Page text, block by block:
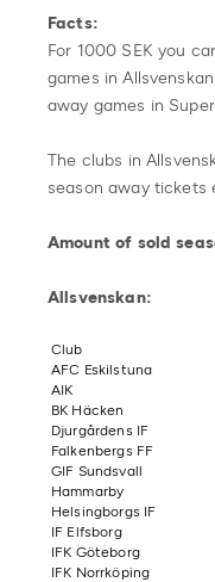
Facts:
For 1000 SEK you
games in
away games in
The clubs in
season away tickets
Amount of sold
Allsvenskan:
Club
AFC Eskilstuna
AIK
BK Häcken
Djurgårdens IF
Falkenbergs FF
GIF Sundsvall
Hammarby
Helsingborgs IF
IF Elfsborg
IFK Göteborg
IFK Norrköping